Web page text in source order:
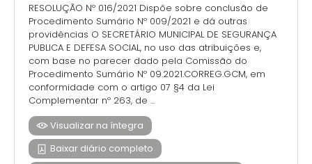
RESOLUÇÃO Nº 016/2021 Dispõe sobre conclusão de
Procedimento Sumário Nº 009/2021 e dá outras
providências O SECRETÁRIO MUNICIPAL DE SEGURANÇA
PUBLICA E DEFESA SOCIAL, no uso das atribuições e,
com base no parecer dado pela Comissão do
Procedimento Sumário Nº 09.2021.CORREG.GCM, em
conformidade com o artigo 07 §4 da Lei
Complementar nº 263, de ...
Visualizar na íntegra
Baixar diário completo